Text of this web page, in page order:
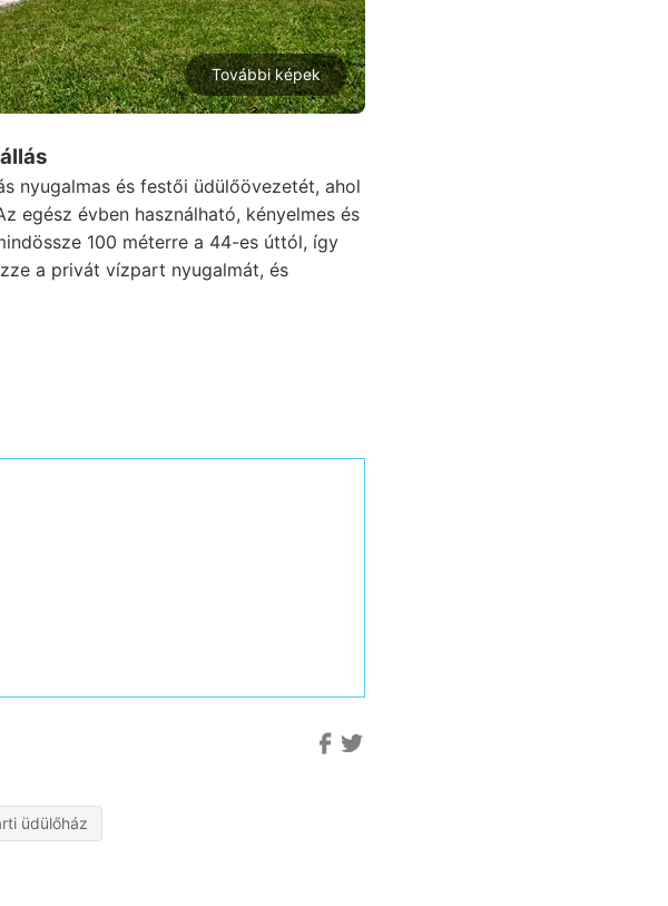
További képek
nyugalmas és festői üdülőövezetét, ahol
egész évben használható, kényelmes és
100 méterre a 44-es úttól, így
a privát vízpart nyugalmát, és
üdülőház